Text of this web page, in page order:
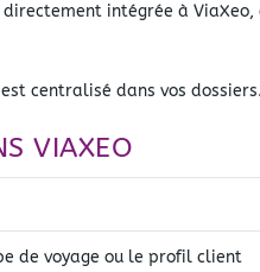
intégrée à
centralisé dans vos dossiers.
VIAXEO
de voyage ou le profil client